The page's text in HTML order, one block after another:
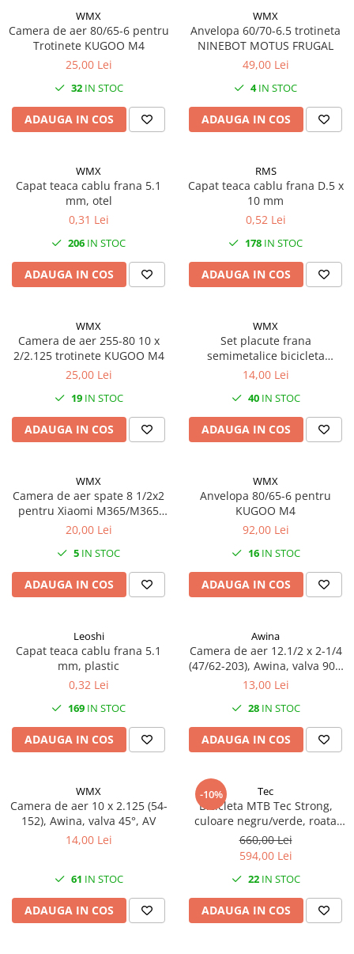
Placute frana trotinete
Protectii, huse si plastice trotinete
Roti trotinete electrice
12" - 12.5"
20"
26"
7"
700"
Protecții Camere
Vulcanizare
Pinioane Spate
Zale-Lant
Frâne pe Jantă
Furtune Frână
Manete Frână
Saboți
Set Cablu+Teaca
Sistem "R"
Teacă Cablu
Set Teacă+Cablu Schimbător
Teacă Cablu
Pipă Ghidon
Protecție Cadru
Ureche Schimbător
Șei
Pompe
Scaun Copii
Suporți Bidoane Apă
Clești
Cutii scule
Dispozitive de Tăiere
Dispozitive de îndreptare
Prese/Extractoare
Truse de Chei
Șurubelnițe si Bituri
WMX
Camera de aer 80/65-6 pentru
Trotinete KUGOO M4
25,00 Lei
32IN STOC
ADAUGA IN COS
WMX
Anvelopa 60/70-6.5 trotineta
NINEBOT MOTUS FRUGAL
49,00 Lei
4IN STOC
ADAUGA IN COS
WMX
Capat teaca cablu frana 5.1
mm, otel
0,31 Lei
206 IN STOC
ADAUGA IN COS
RMS
Capat teaca cablu frana D.5 x
10 mm
0,52 Lei
178 IN STOC
ADAUGA IN COS
WMX
Camera de aer 255-80 10 x
2/2.125 trotinete KUGOO M4
25,00 Lei
19IN STOC
ADAUGA IN COS
WMX
Set placute frana
semimetalice bicicleta
Shimano Deore BRM515
14,00 Lei
40IN STOC
ADAUGA IN COS
WMX
Camera de aer spate 8 1/2x2
pentru Xiaomi M365/M365
Pro, valva 90°
20,00 Lei
5 IN STOC
ADAUGA IN COS
WMX
Anvelopa 80/65-6 pentru
KUGOO M4
92,00 Lei
16IN STOC
ADAUGA IN COS
Leoshi
Capat teaca cablu frana 5.1
mm, plastic
0,32 Lei
169 IN STOC
ADAUGA IN COS
Awina
Camera de aer 12.1/2 x 2-1/4
(47/62-203), Awina, valva 90°,
AV 40mm
13,00 Lei
28IN STOC
ADAUGA IN COS
WMX
Camera de aer 10 x 2.125 (54-
152), Awina, valva 45°, AV
14,00 Lei
61 IN STOC
ADAUGA IN COS
-10% Tec
Bicicleta MTB Tec Strong,
culoare negru/verde, roata
24", cadru din otel
660,00 Lei
594,00 Lei
22IN STOC
ADAUGA IN COS